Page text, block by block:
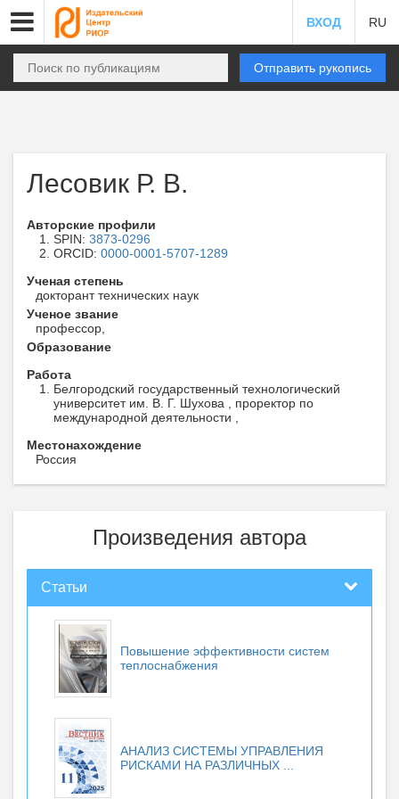
ВХОД RU
Отправить рукопись
Лесовик Р. В.
Авторские профили
SPIN: 3873-0296
ORCID: 0000-0001-5707-1289
Ученая степень
докторант технических наук
Ученое звание
профессор,
Образование
Работа
Белгородский государственный технологический
университет им. В. Г. Шухова , проректор по
международной деятельности ,
Местонахождение
Россия
Произведения автора
Статьи
Повышение эффективности систем
теплоснабжения
АНАЛИЗ СИСТЕМЫ УПРАВЛЕНИЯ
РИСКАМИ НА РАЗЛИЧНЫХ ...